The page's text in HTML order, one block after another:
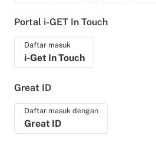
Portal i-GET In Touch
Daftar masuk
i-Get In Touch
Great ID
Daftar masuk dengan
Great ID